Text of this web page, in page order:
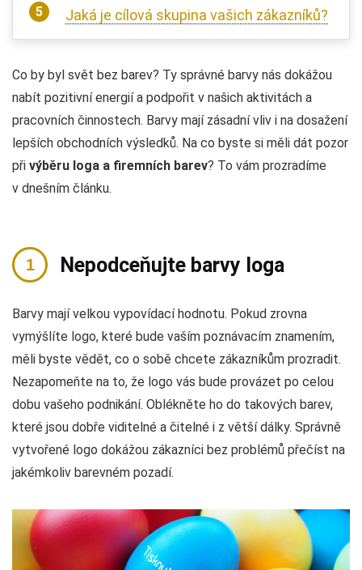
Jaká je cílová skupina vašich zákazníků?
Co by byl svět bez barev? Ty správné barvy nás dokážou
nabít pozitivní energií a podpořit v našich aktivitách a
pracovních činnostech. Barvy mají zásadní vliv i na dosažení
lepších obchodních výsledků. Na co byste si měli dát pozor
při výběru loga a firemních barev? To vám prozradíme
v dnešním článku.
Nepodceňujte barvy loga
Barvy mají velkou vypovídací hodnotu. Pokud zrovna
vymýšlíte logo, které bude vaším poznávacím znamením,
měli byste vědět, co o sobě chcete zákazníkům prozradit.
Nezapomeňte na to, že logo vás bude provázet po celou
dobu vašeho podnikání. Oblékněte ho do takových barev,
které jsou dobře viditelné a čitelné i z větší dálky. Správně
vytvořené logo dokážou zákazníci bez problémů přečíst na
jakémkoliv barevném pozadí.